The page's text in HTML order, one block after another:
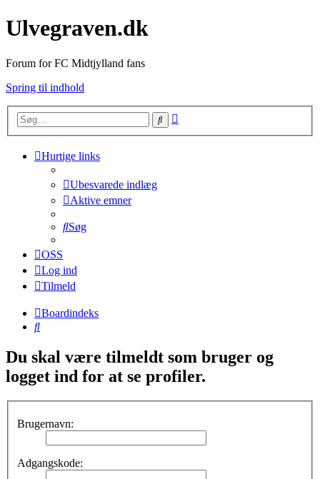
Ulvegraven.dk
Forum for FC Midtjylland fans
Spring til indhold
Søg
Hurtige links
Ubesvarede indlæg
Aktive emner
Søg
OSS
Log ind
Tilmeld
Boardindeks
Søg
Du skal være tilmeldt som bruger og
logget ind for at se profiler.
Brugernavn:
Adgangskode: